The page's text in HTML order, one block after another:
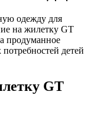
одежду для
на жилетку GT
продуманное
детей
GT